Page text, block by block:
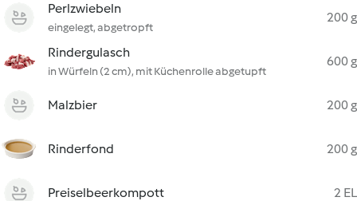
Perlzwiebeln
eingelegt, abgetropft
200 g
Rindergulasch
in Würfeln (2 cm), mit Küchenrolle abgetupft
600 g
Malzbier 200 g
Rinderfond 200 g
Preiselbeerkompott 2 EL